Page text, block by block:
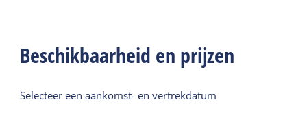
Beschikbaarheid en prijzen
Selecteer een aankomst- en vertrekdatum